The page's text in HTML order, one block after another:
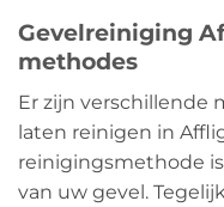
Gevelreiniging
methodes
Er zijn verschillende
laten reinigen in
reinigingsmethode
van uw gevel.